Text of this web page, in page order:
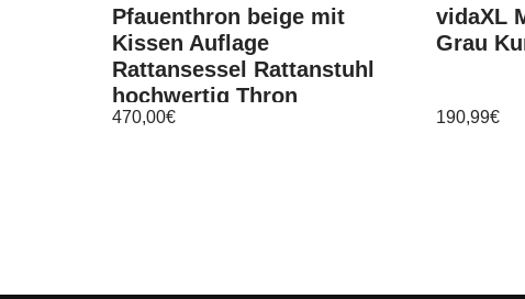
Pfauenthron beige mit
Kissen Auflage
Rattansessel Rattanstuhl
hochwertig Thron
470,00€
vidaXL
Grau
190,99€